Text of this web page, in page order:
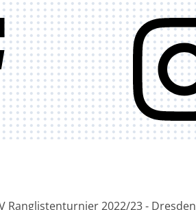
Ranglistenturnier 2022/23 - Dresden